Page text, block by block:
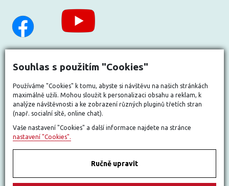
Souhlas s použitím "Cookies"
Používáme "Cookies" k tomu, abyste si návštěvu na našich stránkách
maximálně užili. Mohou sloužit k personalizaci obsahu a reklam, k
analýze návštěvnosti a ke zobrazení různých pluginů třetích stran
(např. socialní sítě, online chat).
Vaše nastavení "Cookies" a další informace najdete na stránce
nastavení "Cookies".
Ručně upravit